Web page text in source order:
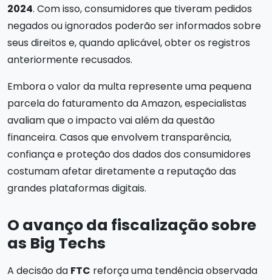
2024. Com isso, consumidores que tiveram pedidos
negados ou ignorados poderão ser informados sobre
seus direitos e, quando aplicável, obter os registros
anteriormente recusados.
Embora o valor da multa represente uma pequena
parcela do faturamento da Amazon, especialistas
avaliam que o impacto vai além da questão
financeira. Casos que envolvem transparência,
confiança e proteção dos dados dos consumidores
costumam afetar diretamente a reputação das
grandes plataformas digitais.
O avanço da fiscalização sobre
as Big Techs
A decisão da FTC reforça uma tendência observada